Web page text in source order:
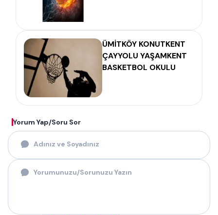
ÜMİTKÖY KONUTKENT
ÇAYYOLU YAŞAMKENT
BASKETBOL OKULU
Yorum Yap/Soru Sor